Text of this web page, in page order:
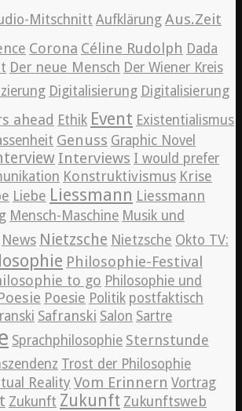
Mitschnitt Aufklärung Aus.Zeit
Corona Céline Rudolph Dada
Der neue Mensch Der Wiener Kreis
Digitalisierung Digitalisierung
ahead Ethik Event Existentialismus
Genuss Graphic Novel
Interviews I would prefer
Konstruktivismus Krise
Liebe Liessmann Liessmann
Mensch-Maschine Musik und
News Nietzsche Nietzsche Okto TV:
Philosophie-Festival
to go Philosophie und
Poesie Politik postfaktisch
Safranski Salon Sartre
Sprachphilosophie Sternstunde
Trost der Philosophie
Reality Vom Erinnern Vortrag
Zukunft Zukunft Zukunftsweb